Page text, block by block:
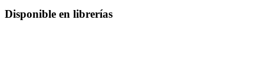
Disponible en librerías